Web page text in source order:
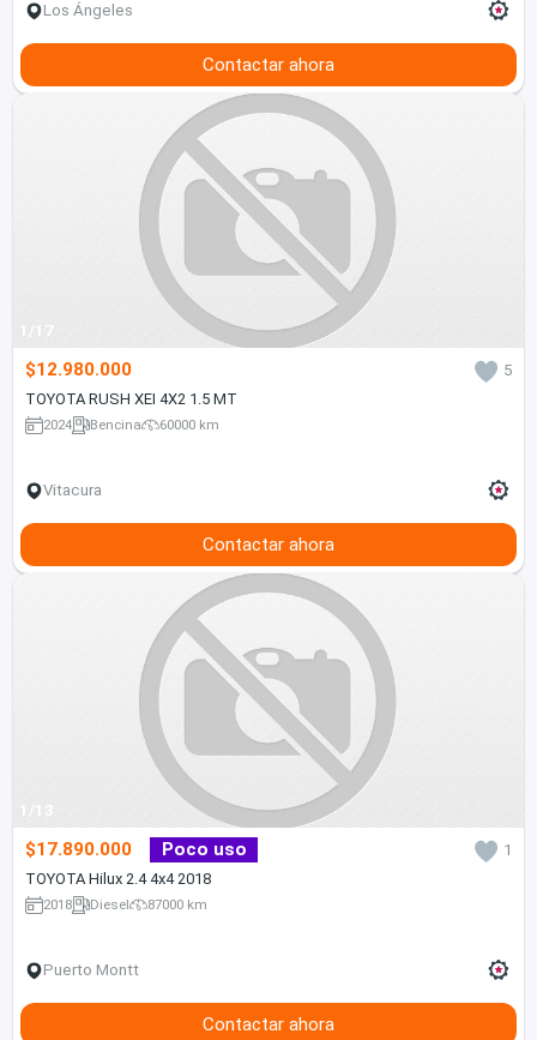
Los Ángeles
Contactar ahora
1/17
$12.980.000
5
TOYOTA RUSH XEI 4X2 1.5 MT
2024 Bencina 60000 km
Vitacura
Contactar ahora
1/13
$17.890.000 Poco uso
1
TOYOTA Hilux 2.4 4x4 2018
2018 Diesel 87000 km
Puerto Montt
Contactar ahora